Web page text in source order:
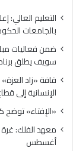
لتعديل
السلوك
المفاهيم
التعليم العالي:
بالجامعات
ضمن فعاليات
سويف يطلق
الإنسانية إلى
«الإفتاء» توضح
أغسطس